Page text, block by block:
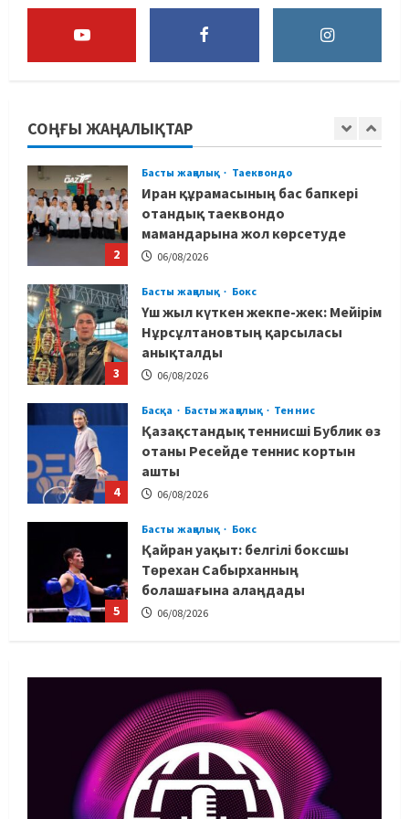
СОҢҒЫ ЖАҢАЛЫҚТАР
1 06/08/2026
2
Басты жаңалық Таеквондо
Иран құрамасының бас бапкері
отандық таеквондо
мамандарына жол көрсетуде
06/08/2026
3
Басты жаңалық Бокс
Үш жыл күткен жекпе-жек: Мейірім
Нұрсұлтановтың қарсыласы
анықталды
06/08/2026
4
Басқа Басты жаңалық Теннис
Қазақстандық теннисші Бублик өз
отаны Ресейде теннис кортын
ашты
06/08/2026
5
Басты жаңалық Бокс
Қайран уақыт: белгілі боксшы
Төрехан Сабырханның
болашағына алаңдады
06/08/2026
1
чемпионаты: Ел намысын кімдер
қорғайды?
06/08/2026
Басты жаңалық Таеквондо
Иран құрамасының бас бапкері
отандық таеквондо